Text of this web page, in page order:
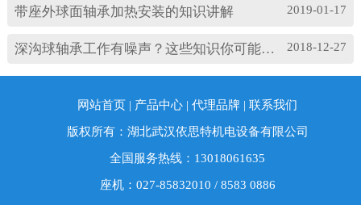
2019-01-17
带座外球面轴承加热安装的知识讲解
2018-12-27
深沟球轴承工作有噪声？这些知识你可能忽略了
网站首页 | 产品中心 |代理品牌 |联系我们
版权所有：湖北武汉依思特机电设备有限公司
全国服务热线：13018061635
座机：027-85832010 / 8583 0886